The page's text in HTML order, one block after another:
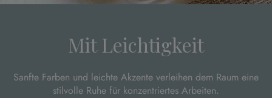
Mit Leichtigkeit
Sanfte Farben und leichte Akzente verleihen dem Raum eine
stilvolle Ruhe für konzentriertes Arbeiten.